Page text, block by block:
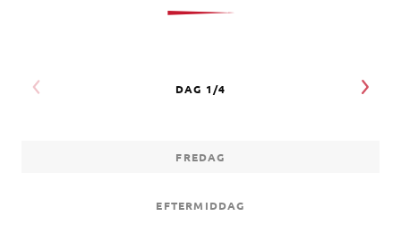
FREDAG
EFTERMIDDAG